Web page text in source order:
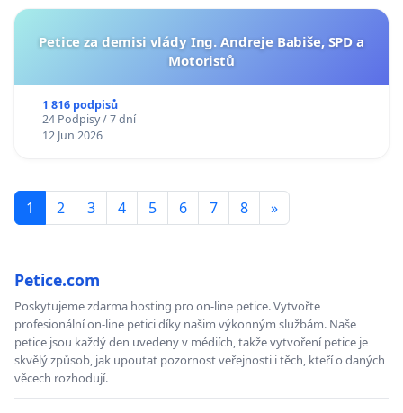
Petice za demisi vlády Ing. Andreje Babiše, SPD a
Motoristů
1 816 podpisů
24 Podpisy / 7 dní
12 Jun 2026
1 2 3 4 5 6 7 8 »
Petice.com
Poskytujeme zdarma hosting pro on-line petice. Vytvořte
profesionální on-line petici díky našim výkonným službám. Naše
petice jsou každý den uvedeny v médiích, takže vytvoření petice je
skvělý způsob, jak upoutat pozornost veřejnosti i těch, kteří o daných
věcech rozhodují.